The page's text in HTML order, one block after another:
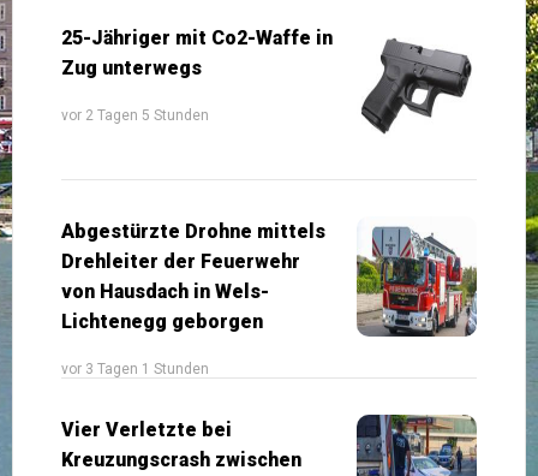
25-Jähriger mit Co2-Waffe in
Zug unterwegs
vor 2 Tagen 5 Stunden
Abgestürzte Drohne mittels
Drehleiter der Feuerwehr
von Hausdach in Wels-
Lichtenegg geborgen
vor 3 Tagen 1 Stunden
Vier Verletzte bei
Kreuzungscrash zwischen